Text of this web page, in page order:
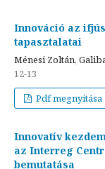
Innováció az
tapasztalatai
Ménesi Zoltán,
12-13
Pdf megnyitása
Innovatív
az Interreg
bemutatása